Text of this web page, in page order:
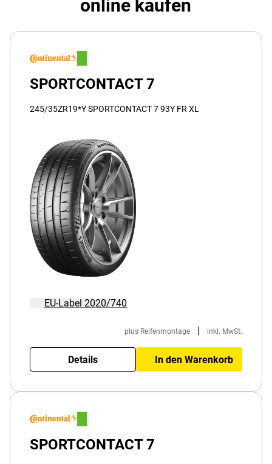
online kaufen
SPORTCONTACT 7
245/35ZR19*Y SPORTCONTACT 7 93Y FR XL
EU-Label 2020/740
plus Reifenmontage inkl. MwSt.
Details In den Warenkorb
SPORTCONTACT 7